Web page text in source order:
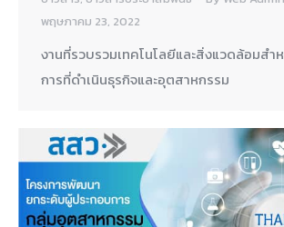
พฤษภาคม 23, 2022
งานที่รวบรวมเทคโนโลยีและสิ่งแวดล้อมสำ
การที่ดำเนินธุรกิจและอุตสาหกรรม